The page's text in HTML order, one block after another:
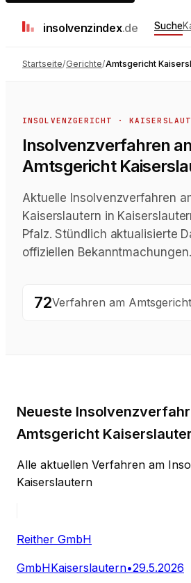
insolvenzindex.de Suche
Startseite/Gerichte/Amtsgericht
INSOLVENZGERICHT ·
Insolvenzverfahren
Amtsgericht
Aktuelle Insolvenzverfahren
Kaiserslautern in
Pfalz. Stündlich aktualisierte
offiziellen Bekanntmachungen.
72Verfahren am
Neueste
Amtsgericht
Alle aktuellen Verfahren am
Kaiserslautern
Reither GmbH
GmbHKaiserslautern•29.5.2026